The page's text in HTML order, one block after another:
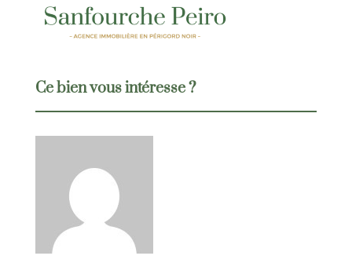
Ce bien vous intéresse ?